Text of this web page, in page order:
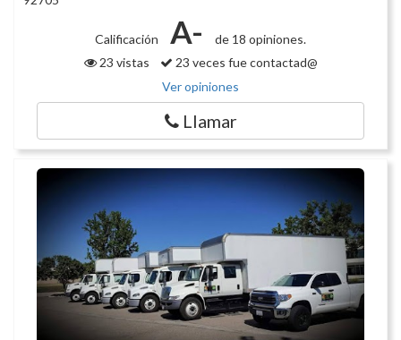
Calificación A-
de 18 opiniones.
23 vistas
23 veces fue contactad@
Ver opiniones
Llamar